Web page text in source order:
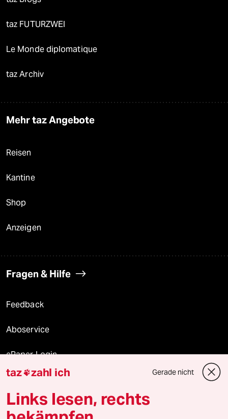
taz FUTURZWEI
Le Monde diplomatique
taz Archiv
Mehr taz Angebote
Reisen
Kantine
Shop
Anzeigen
Fragen & Hilfe
Feedback
Aboservice
ePaper Login
Downloads für Abonnierende
taz zahl ich Gerade nicht
Links lesen, rechts